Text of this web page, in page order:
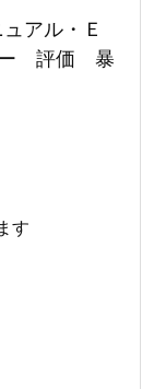

アル・Ｅ
ー 評価 暴
す